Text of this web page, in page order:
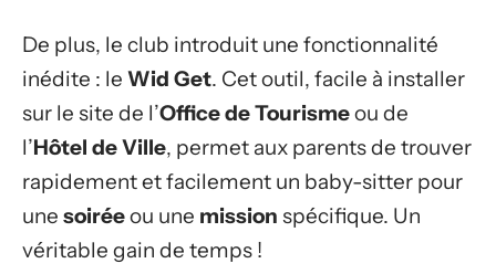
De plus, le club introduit une fonctionnalité
inédite : le Wid Get. Cet outil, facile à installer
sur le site de l’Office de Tourismeou de
l’Hôtel de Ville, permet aux parents de trouver
rapidement et facilement un baby-sitter pour
une soiréeou une mission spécifique. Un
véritable gain de temps !